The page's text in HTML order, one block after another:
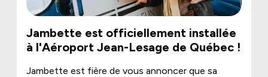
Jambette est officiellement installée
à l'Aéroport Jean-Lesage de Québec !
Jambette est fière de vous annoncer que sa